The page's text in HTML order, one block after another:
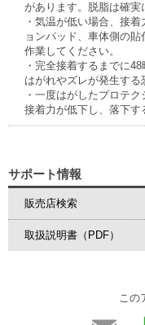
があります。脱脂は確実
・気温が低い場合、接
ョンパッド、車体側の
作業してください。
・完全接着するまでに
はがれやズレが発生する
・一度はがしたプロテ
接着力が低下し、落下す
サポート情報
販売店検索
取扱説明書（PDF）
この